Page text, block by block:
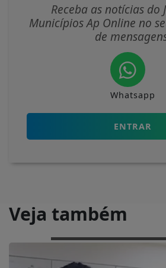
Receba as notícias do
Municípios Ap Online no
de
Whatsapp
ENTRAR
Veja também